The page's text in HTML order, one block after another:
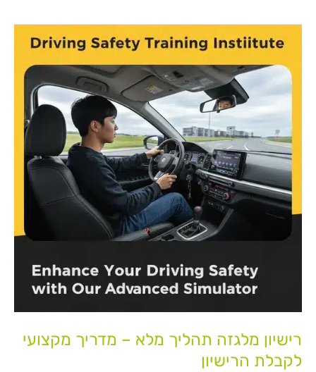
רישיון מלגזה תהליך מלא – מדריך מקצועי
לקבלת הרישיון
מלגזה
תהליך
מלא
לקבלת
הרישיון